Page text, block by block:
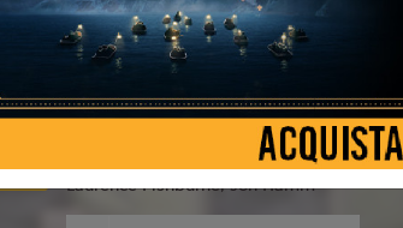
Regia:Josh Cooley
Anno:2024
Henry, Scarlett Johansson, Keegan
Michael Key, Steve Buscemi,
Laurence Fishburne, Jon Hamm